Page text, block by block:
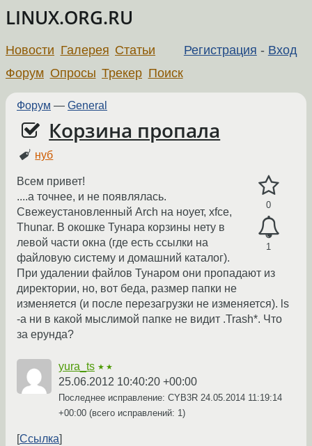
LINUX.ORG.RU
Регистрация - Вход
Новости Галерея Статьи
Форум Опросы Трекер Поиск
Форум — General
Корзина пропала
нуб
0
1
Всем привет!
....а точнее, и не появлялась.
Свежеустановленный Arch на ноует, xfce,
Thunar. В окошке Тунара корзины нету в
левой части окна (где есть ссылки на
файловую систему и домашний каталог).
При удалении файлов Тунаром они пропадают из
директории, но, вот беда, размер папки не
изменяется (и после перезагрузки не изменяется). ls
-a ни в какой мыслимой папке не видит .Trash*. Что
за ерунда?
yura_ts ★★
25.06.2012 10:40:20 +00:00
Последнее исправление: CYB3R 24.05.2014 11:19:14
+00:00 (всего исправлений: 1)
Ссылка